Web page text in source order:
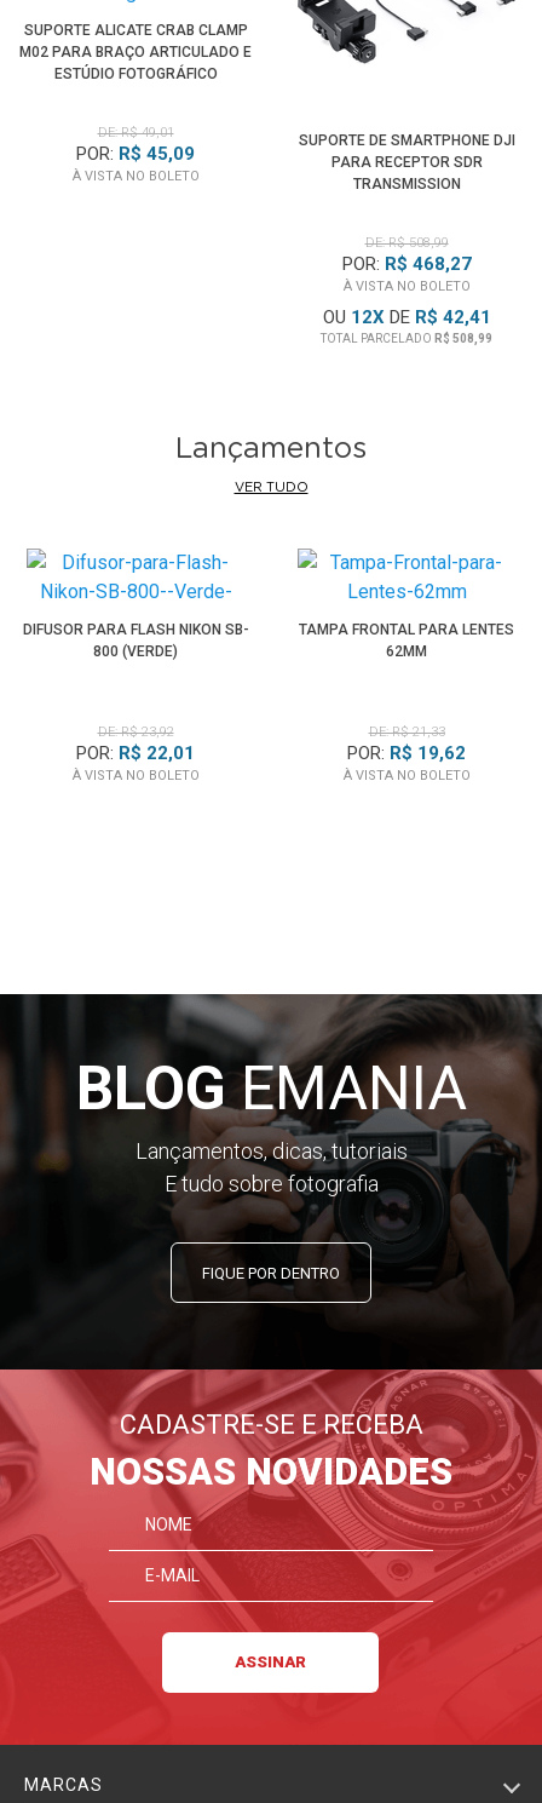
SUPORTE ALICATE CRAB CLAMP
M02 PARA BRAÇO ARTICULADO E
ESTÚDIO FOTOGRÁFICO
DE: R$ 49,01
POR: R$ 45,09
À VISTA NO BOLETO
SUPORTE DE SMARTPHONE DJI
PARA RECEPTOR SDR
TRANSMISSION
DE: R$ 508,99
POR: R$ 468,27
À VISTA NO BOLETO
OU 12XDE R$ 42,41
TOTAL PARCELADO R$ 508,99
Lançamentos
VER TUDO
DIFUSOR PARA FLASH NIKON SB-
800 (VERDE)
DE: R$ 23,92
POR: R$ 22,01
À VISTA NO BOLETO
TAMPA FRONTAL PARA LENTES
62MM
DE: R$ 21,33
POR: R$ 19,62
À VISTA NO BOLETO
BLOGEMANIA
Lançamentos, dicas, tutoriais
E tudo sobre fotografia
FIQUE POR DENTRO
CADASTRE-SE E RECEBA
NOSSAS NOVIDADES
MARCAS